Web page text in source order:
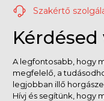
Mustad (1)
OSP (6)
Ottó bácsi (51)
PENN (1)
Szakértő
Kérdésed
A legfontosabb, hogy
megfelelő, a
legjobban illő
Hívj és segítünk, hogy